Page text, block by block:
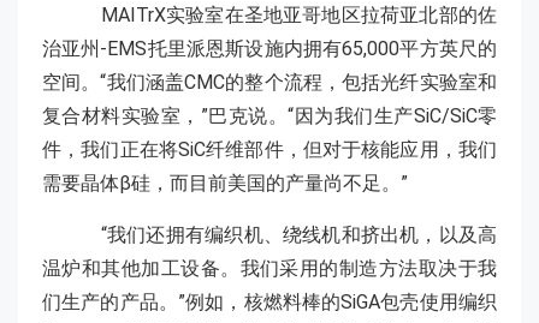
MAITrX实验室在圣地亚哥地区拉荷亚北部的佐
治亚州-EMS托里派恩斯设施内拥有65,000平方英尺的
空间。“我们涵盖CMC的整个流程，包括光纤实验室和
复合材料实验室，”巴克说。“因为我们生产SiC/SiC零
件，我们正在将SiC纤维部件，但对于核能应用，我们
需要晶体β硅，而目前美国的产量尚不足。”
“我们还拥有编织机、绕线机和挤出机，以及高
温炉和其他加工设备。我们采用的制造方法取决于我
们生产的产品。”例如，核燃料棒的SiGA包壳使用编织